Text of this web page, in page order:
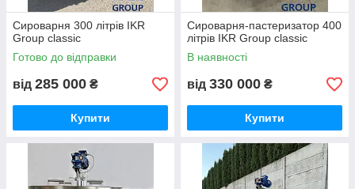
Сироварня 300 літрів IKR
Group classic
Готово до відправки
від 285 000 ₴
Купити
Сироварня-пастеризатор 400
літрів IKR Group classic
В наявності
від 330 000 ₴
Купити